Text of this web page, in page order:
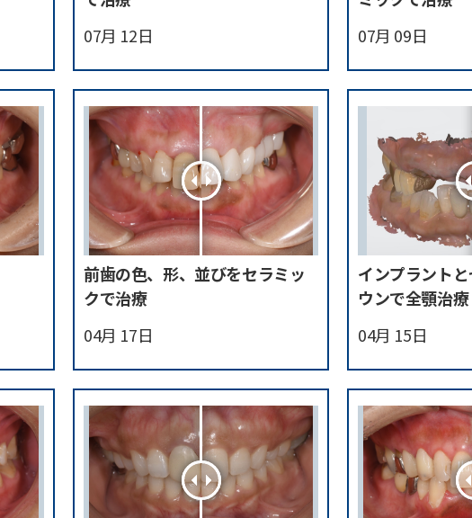
07月 12日
07月 09日
前歯の色、形、並びをセラミッ
クで治療
04月 17日
インプラント
ウンで全顎治療
04月 15日